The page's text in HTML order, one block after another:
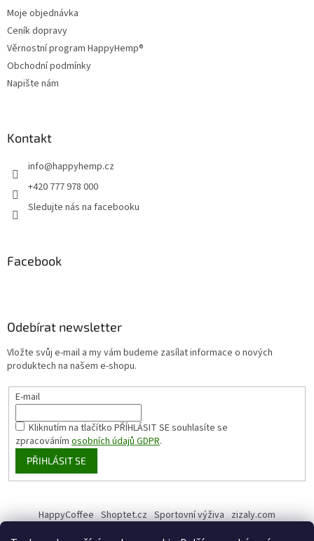
Moje objednávka
Ceník dopravy
Věrnostní program HappyHemp®
Obchodní podmínky
Napište nám
Kontakt
info@happyhemp.cz
+420 777 978 000
Sledujte nás na facebooku
Facebook
Odebírat newsletter
Vložte svůj e-mail a my vám budeme zasílat informace o nových
produktech na našem e-shopu.
E-mail
Kliknutím na tlačítko PŘÍHLÁSIT SEsouhlasíte se
zpracováním osobních údajů GDPR.
PŘIHLÁSIT SE
HappyCoffee Shoptet.cz Sportovní výživa zizaly.com